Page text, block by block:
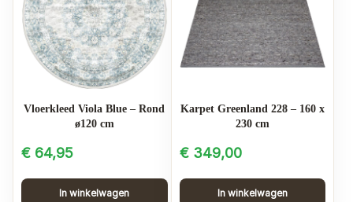
Vloerkleed Viola Blue – Rond
ø120 cm
€ 64,95
In winkelwagen
Karpet Greenland 228 – 160 x
230 cm
€349,00
In winkelwagen